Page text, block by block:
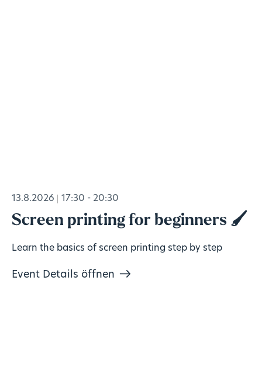
13.8.2026 17:30 - 20:30
Screen printing for beginners 🖌️
Learn the basics of screen printing step by step
Event Details öffnen